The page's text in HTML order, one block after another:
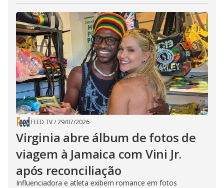
FEED TV/29/07/2026
Virginia abre álbum de fotos de
viagem à Jamaica com Vini Jr.
após reconciliação
Influenciadora e atleta exibem romance em fotos